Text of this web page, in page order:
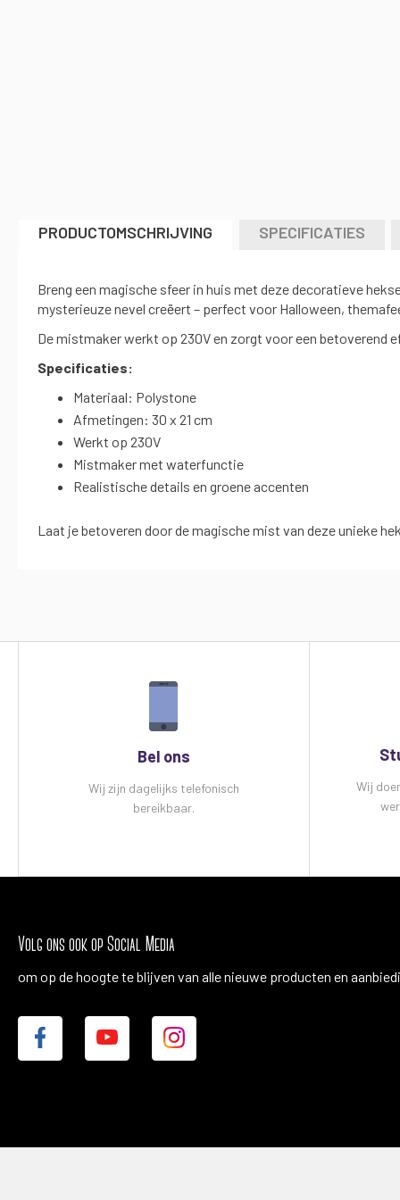
PRODUCTOMSCHRIJVING
Breng een magische sfeer in huis met deze decoratieve
mysterieuze nevel creëert – perfect voor Halloween,
De mistmaker werkt op 230V en zorgt voor een betoverend
Specificaties:
Materiaal: Polystone
Afmetingen: 30 x 21 cm
Werkt op 230V
Mistmaker met waterfunctie
Realistische details en groene accenten
Laat je betoveren door de magische mist van deze unieke
SPECIFICATIES
Bel ons
Wij zijn dagelijks telefonisch
bereikbaar.
Wij
Volg ons ook op Social Media
om op de hoogte te blijven van alle nieuwe producten en